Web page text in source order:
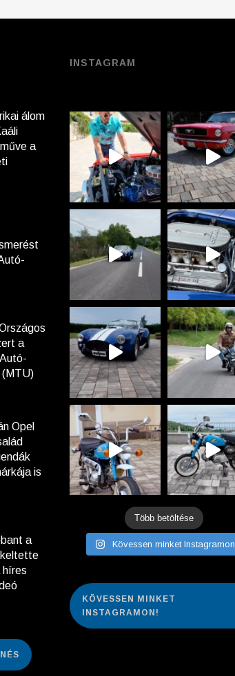
álom
a
a
(MTU)
Opel
is
a
híres
INSTAGRAM
Több betöltése
Kövessen minket Instagramon
KÖVESSEN MINKET
INSTAGRAMON!